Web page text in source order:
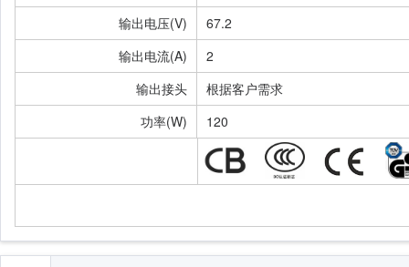
输出电压(V)
67.2
输出电流(A)
2
输出接头
根据客户需求
功率(W)
120